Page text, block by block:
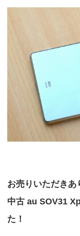
お売りいただきあ
中古 au SOV31
た！